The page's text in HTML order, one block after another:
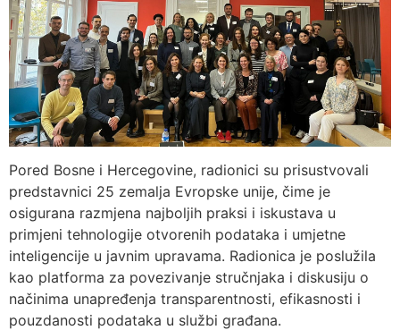
Pored Bosne i Hercegovine, radionici su prisustvovali
predstavnici 25 zemalja Evropske unije, čime je
osigurana razmjena najboljih praksi i iskustava u
primjeni tehnologije otvorenih podataka i umjetne
inteligencije u javnim upravama. Radionica je poslužila
kao platforma za povezivanje stručnjaka i diskusiju o
načinima unapređenja transparentnosti, efikasnosti i
pouzdanosti podataka u službi građana.